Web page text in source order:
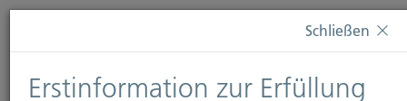
Diese Webseite verwendet Cookies. Wenn Sie weiterhin
Informationen finden Sie auf unserer SeiteDatenschutz
Schließen
Erstinformation zur Erfüllung